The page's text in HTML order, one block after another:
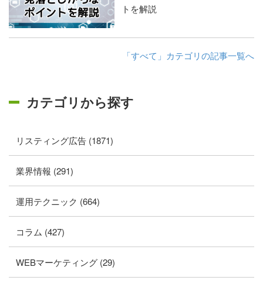
トを解説
「すべて」カテゴリの記事一覧へ
カテゴリから探す
リスティング広告 (1871)
業界情報 (291)
運用テクニック (664)
コラム (427)
WEBマーケティング (29)